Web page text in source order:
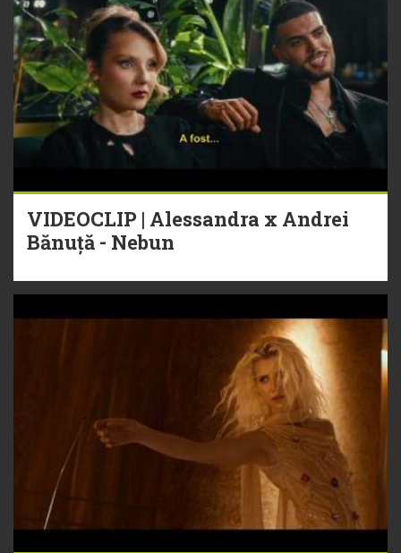
VIDEOCLIP | Alessandra x Andrei
Bănuță - Nebun